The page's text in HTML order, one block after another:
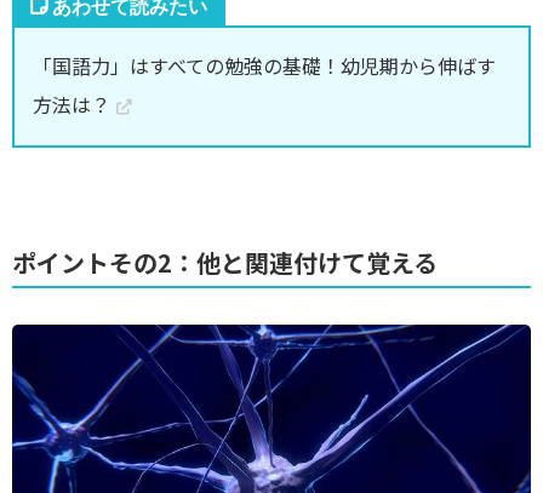
「国語力」はすべての勉強の基礎！幼児期から伸ばす
方法は？
ポイントその2：他と関連付けて覚える